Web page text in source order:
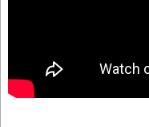
भजन
gurudev
bhajans